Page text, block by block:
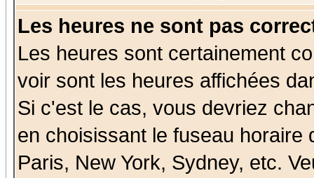
Les heures ne sont pas
Les heures sont certainement
voir sont les heures affichées
Si c'est le cas, vous devriez
en choisissant le fuseau
Paris, New York, Sydney, etc.